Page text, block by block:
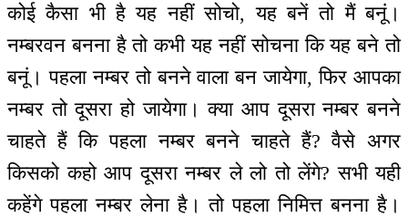
कोई कैसा भी है यह नहीं सोचो, यह बनें तो मैं बनूं।
नम्बरवन बनना है तो कभी यह नहीं सोचना कि यह बने तो
बनूं। पहला नम्बर तो बनने वाला बन जायेगा, फिर आपका
नम्बर तो दूसरा हो जायेगा। क्या आप दूसरा नम्बर बनने
चाहते हैं कि पहला नम्बर बनने चाहते हैं? वैसे अगर
किसको कहो आप दूसरा नम्बर ले लो तो लेंगे? सभी यही
कहेंगे पहला नम्बर लेना है। तो पहला निमित्त बनना है।